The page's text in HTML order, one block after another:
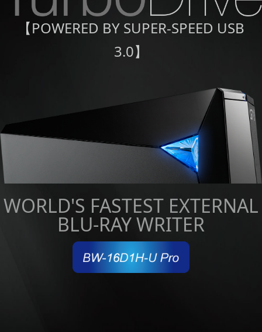
【POWERED BY SUPER-SPEED USB
3.0】
WORLD'S FASTEST EXTERNAL
BLU-RAY WRITER